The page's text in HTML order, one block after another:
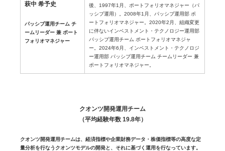
萩中 希予史
パッシブ運用チーム チ
ームリーダー 兼 ポート
フォリオマネジャー
後、1997年1月、ポートフォリオマネジャー（パ
ッシブ運用）。2008年1月、パッシブ運用部 ポ
ートフォリオマネジャー。2020年2月、組織変更
に伴ないインベストメント・テクノロジー運用部
パッシブ運用チーム ポートフォリオマネジャ
ー。2024年6月、インベストメント・テクノロジ
ー運用部 パッシブ運用チーム チームリーダー 兼
ポートフォリオマネジャー。
クオンツ開発運用チーム
（平均経験年数 19.8年）
クオンツ開発運用チームは、経済指標や企業財務データ・株価指標等の高度な定
量分析を行なうクオンツモデルの開発と、それに基づく運用を行なっています。